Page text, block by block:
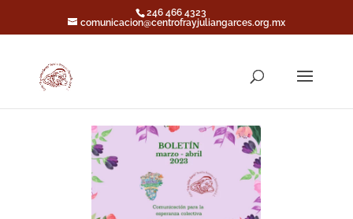
246 466 4323
comunicacion@centrofrayjuliangarces.org.mx